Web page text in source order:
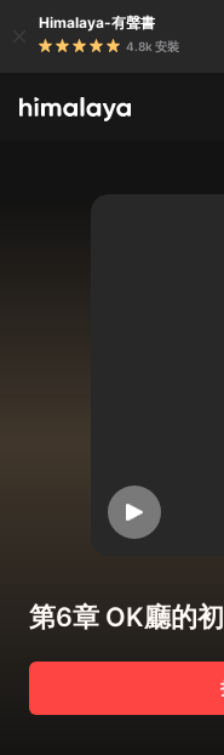
Himalaya-有聲書
4.8k 安裝
第6章 OK廳的